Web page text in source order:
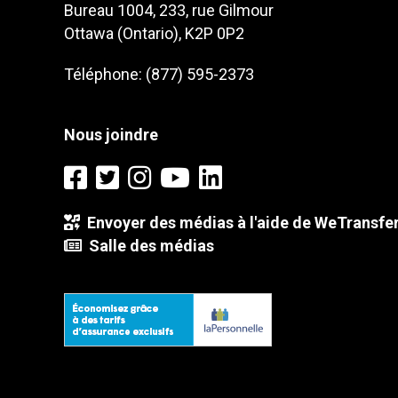
Bureau 1004, 233, rue Gilmour
Ottawa (Ontario), K2P 0P2
Téléphone: (877) 595-2373
Nous joindre
Envoyer des médias à l'aide de
Salle des médias